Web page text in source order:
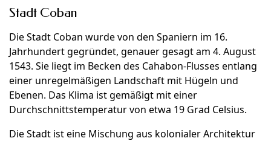
Stadt Coban
Die Stadt Coban wurde von den Spaniern im 16.
Jahrhundert gegründet, genauer gesagt am 4. August
1543. Sie liegt im Becken des Cahabon-Flusses entlang
einer unregelmäßigen Landschaft mit Hügeln und
Ebenen. Das Klima ist gemäßigt mit einer
Durchschnittstemperatur von etwa 19 Grad Celsius.
Die Stadt ist eine Mischung aus kolonialer Architektur